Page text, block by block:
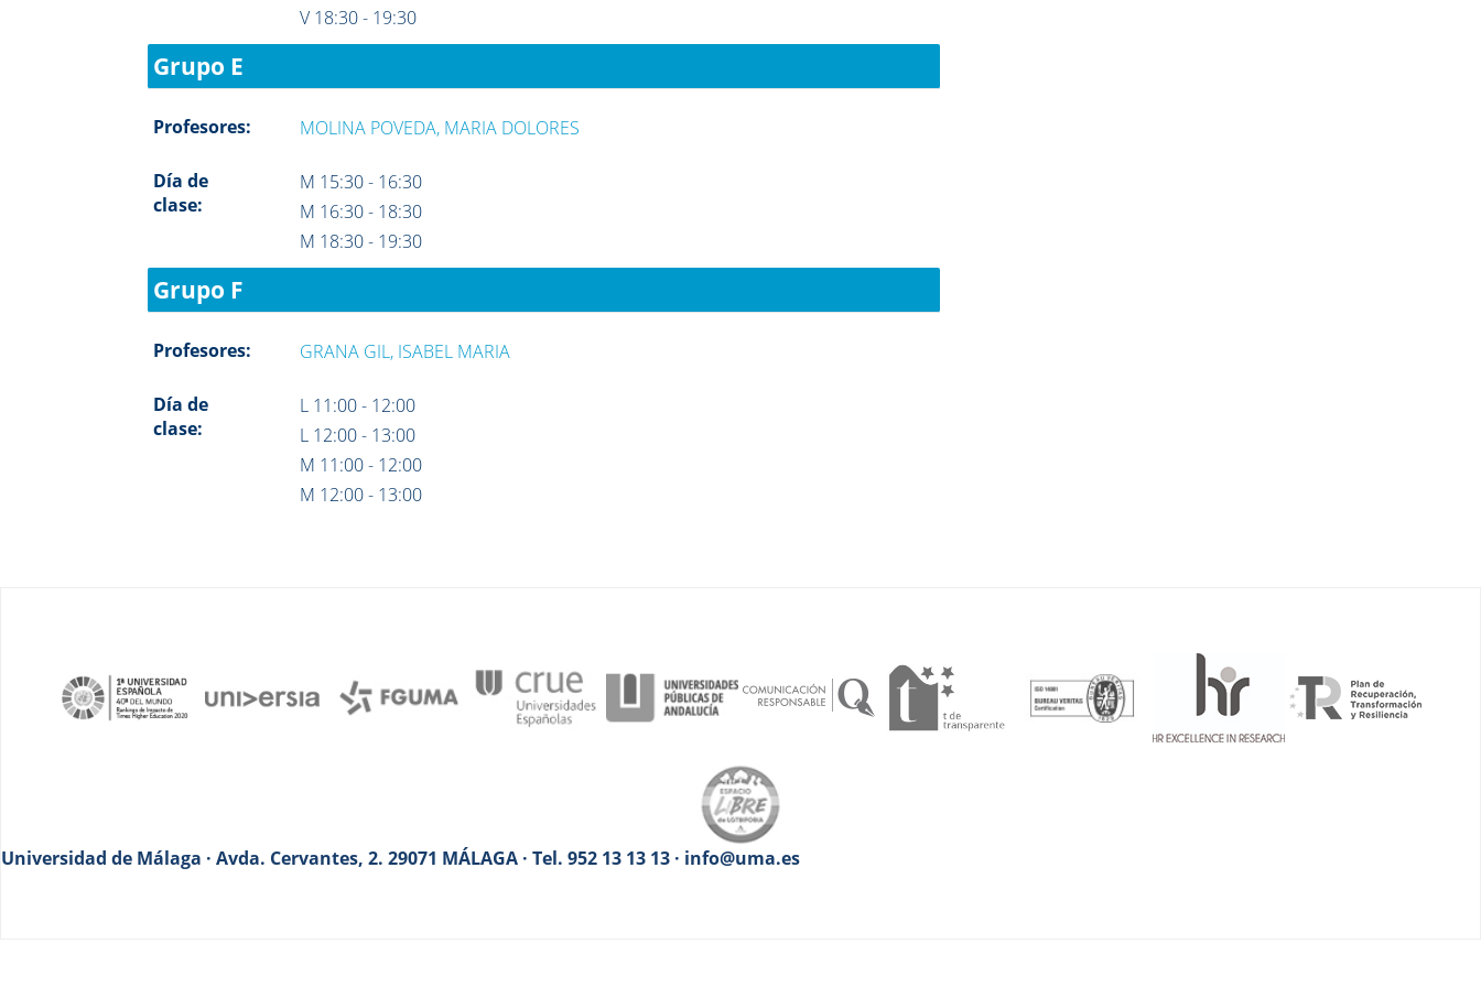
V 18:30 - 19:30
Grupo E
Profesores: MOLINA POVEDA, MARIA DOLORES
Día de
clase:
M 15:30 - 16:30
M 16:30 - 18:30
M 18:30 - 19:30
Grupo F
Profesores: GRANA GIL, ISABEL MARIA
Día de
clase:
L 11:00 - 12:00
L 12:00 - 13:00
M 11:00 - 12:00
M 12:00 - 13:00
Universidad de Málaga · Avda. Cervantes, 2. 29071 MÁLAGA · Tel. 952 13 13 13 · info@uma.es